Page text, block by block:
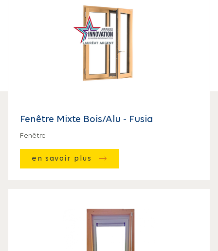
Fenêtre Mixte Bois/Alu - Fusia
Fenêtre
en savoir plus